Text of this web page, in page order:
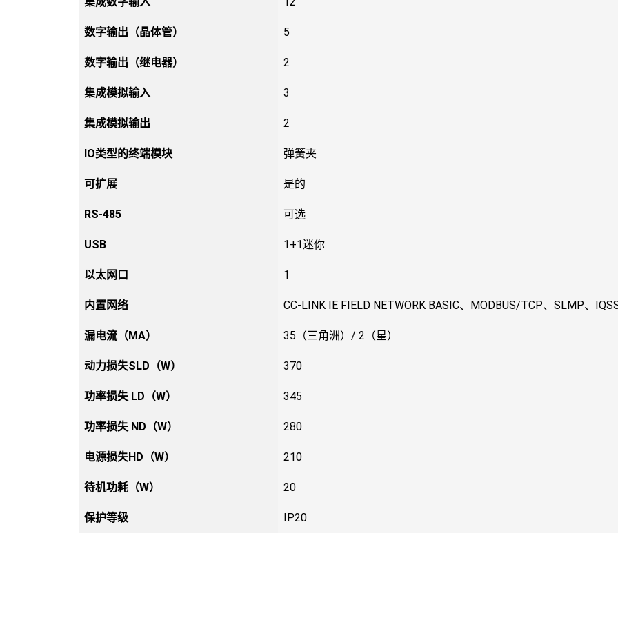
数字输出（晶体管） 5
数字输出（继电器） 2
集成模拟输入 3
集成模拟输出 2
IO类型的终端模块 弹簧夹
可扩展 是的
RS-485 可选
USB 1+1迷你
以太网口 1
内置网络 CC-LINK IE FIELD NETWORK BASIC、MODBUS/TCP、SLMP、
漏电流（MA） 35（三角洲）/ 2（星）
动力损失SLD（W） 370
功率损失 LD（W） 345
功率损失 ND（W） 280
电源损失HD（W） 210
待机功耗（W） 20
保护等级 IP20